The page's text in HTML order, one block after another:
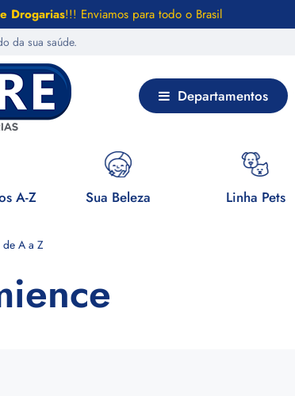
Drogarias!!! Enviamos para todo o Brasil
da sua saúde.
Departamentos
A-Z Sua Beleza Linha Pets
de A a Z